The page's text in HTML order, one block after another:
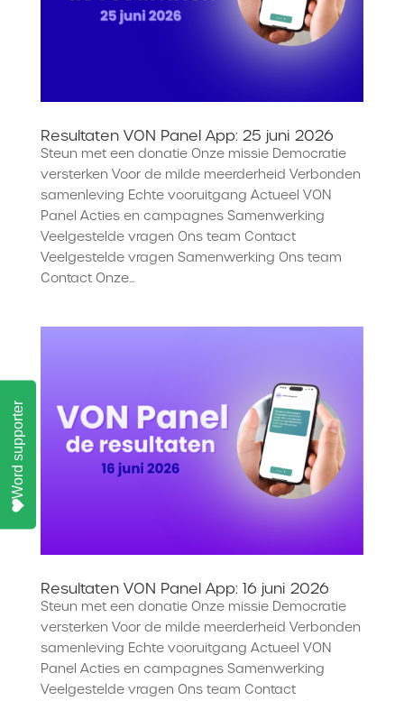
Resultaten VON Panel App: 25 juni 2026
Steun met een donatie Onze missie Democratie
versterken Voor de milde meerderheid Verbonden
samenleving Echte vooruitgang Actueel VON
Panel Acties en campagnes Samenwerking
Veelgestelde vragen Ons team Contact
Veelgestelde vragen Samenwerking Ons team
Contact Onze...
Resultaten VON Panel App: 16 juni 2026
Steun met een donatie Onze missie Democratie
versterken Voor de milde meerderheid Verbonden
samenleving Echte vooruitgang Actueel VON
Panel Acties en campagnes Samenwerking
Veelgestelde vragen Ons team Contact
Word supporter